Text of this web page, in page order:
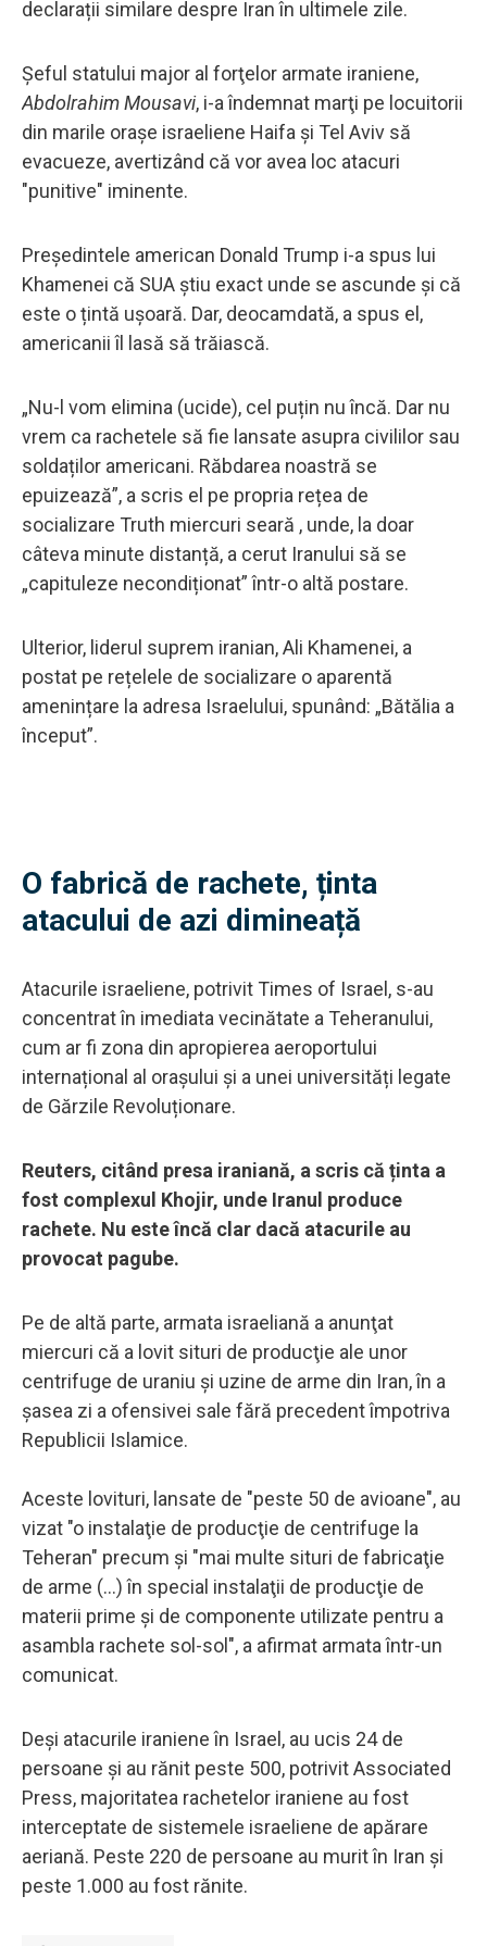
declarații similare despre Iran în ultimele zile.
Şeful statului major al forţelor armate iraniene,
Abdolrahim Mousavi, i-a îndemnat marţi pe locuitorii
din marile oraşe israeliene Haifa şi Tel Aviv să
evacueze, avertizând că vor avea loc atacuri
"punitive" iminente.
Președintele american Donald Trump i-a spus lui
Khamenei că SUA știu exact unde se ascunde și că
este o țintă ușoară. Dar, deocamdată, a spus el,
americanii îl lasă să trăiască.
„Nu-l vom elimina (ucide), cel puțin nu încă. Dar nu
vrem ca rachetele să fie lansate asupra civililor sau
soldaților americani. Răbdarea noastră se
epuizează”, a scris el pe propria rețea de
socializare Truth miercuri seară , unde, la doar
câteva minute distanță, a cerut Iranului să se
„capituleze necondiționat” într-o altă postare.
Ulterior, liderul suprem iranian, Ali Khamenei, a
postat pe rețelele de socializare o aparentă
amenințare la adresa Israelului, spunând: „Bătălia a
început”.
O fabrică de rachete, ținta
atacului de azi dimineață
Atacurile israeliene, potrivit Times of Israel, s-au
concentrat în imediata vecinătate a Teheranului,
cum ar fi zona din apropierea aeroportului
internațional al orașului și a unei universități legate
de Gărzile Revoluționare.
Reuters, citând presa iraniană, a scris că ținta a
fost complexul Khojir, unde Iranul produce
rachete. Nu este încă clar dacă atacurile au
provocat pagube.
Pe de altă parte, armata israeliană a anunţat
miercuri că a lovit situri de producţie ale unor
centrifuge de uraniu şi uzine de arme din Iran, în a
şasea zi a ofensivei sale fără precedent împotriva
Republicii Islamice.
Aceste lovituri, lansate de "peste 50 de avioane", au
vizat "o instalaţie de producţie de centrifuge la
Teheran" precum şi "mai multe situri de fabricaţie
de arme (...) în special instalaţii de producţie de
materii prime şi de componente utilizate pentru a
asambla rachete sol-sol", a afirmat armata într-un
comunicat.
Deși atacurile iraniene în Israel, au ucis 24 de
persoane și au rănit peste 500, potrivit Associated
Press, majoritatea rachetelor iraniene au fost
interceptate de sistemele israeliene de apărare
aeriană. Peste 220 de persoane au murit în Iran și
peste 1.000 au fost rănite.